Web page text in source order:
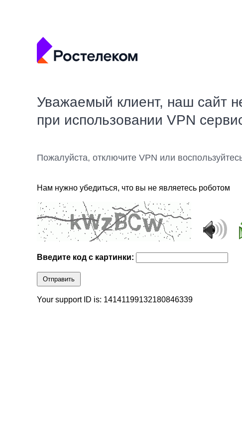
Уважаемый клиент, наш сайт
при использовании VPN
Пожалуйста, отключите VPN или
Нам нужно убедиться, что вы не являетесь роботом
Введите код с картинки:
Отправить
Your support ID is: 14141199132180846339